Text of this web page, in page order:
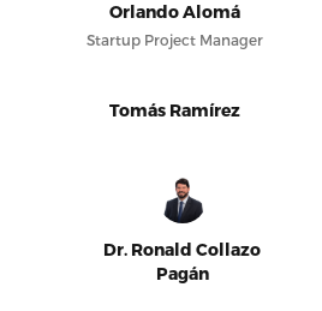
Orlando Alomá
Startup Project Manager
Tomás Ramírez
Dr. Ronald Collazo
Pagán